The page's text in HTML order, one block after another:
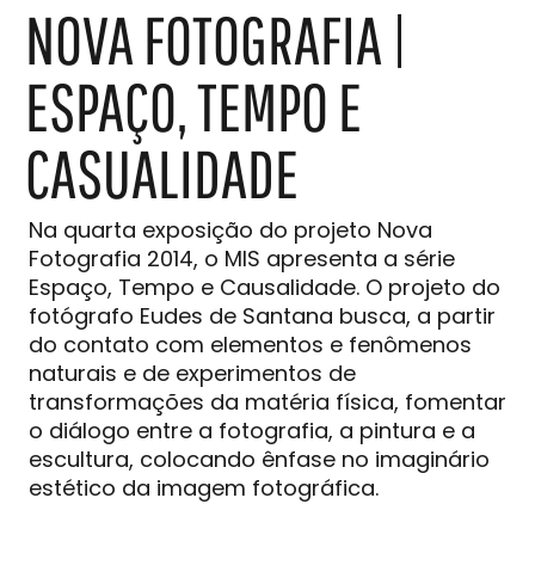
e
do
Som
NOVA FOTOGRAFIA |
ESPAÇO, TEMPO E
CASUALIDADE
Na quarta exposição do projeto Nova
Fotografia 2014, o MIS apresenta a série
Espaço, Tempo e Causalidade. O projeto do
fotógrafo Eudes de Santana busca, a partir
do contato com elementos e fenômenos
naturais e de experimentos de
transformações da matéria física, fomentar
o diálogo entre a fotografia, a pintura e a
escultura, colocando ênfase no imaginário
estético da imagem fotográfica.